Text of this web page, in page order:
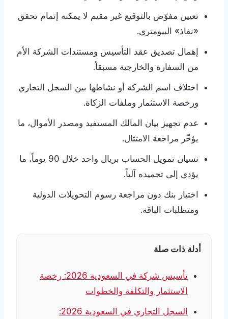
تعيين مفوّض بالتوقيع غير مقيم لا يمكنه إتمام تحقق
«نفاذ» البيومتري.
إهمال تصديق عقد التأسيس ومستندات الشركة الأم
من السفارة والخارجية مسبقاً.
اختلاف اسم الشركة أو نشاطها بين السجل التجاري
ورخصة الاستثمار وملفات الزكاة.
عدم تجهيز بيان المالك المستفيد ومصدر الأموال، ما
يؤخّر مراجعة الامتثال.
نسيان تمويل الحساب بريال واحد خلال 90 يوماً، ما
يؤدي إلى تجميده آلياً.
اختيار بنك دون مراجعة رسوم التحويلات الدولية
ومتطلبات الباقة.
أدلة ذات صلة
تأسيس شركة في السعودية 2026: رخصة
الاستثمار والتكلفة والخطوات
السجل التجاري في السعودية 2026: